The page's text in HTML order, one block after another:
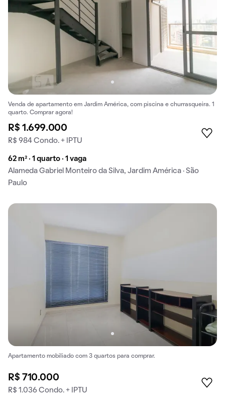
Venda de apartamento em Jardim América, com piscina e churrasqueira. 1
quarto. Comprar agora!
R$ 1.699.000
R$ 984 Condo. + IPTU
62 m² · 1 quarto · 1 vaga
Alameda Gabriel Monteiro da Silva, Jardim América · São
Paulo
Apartamento mobiliado com 3 quartos para comprar.
R$ 710.000
R$ 1.036 Condo. + IPTU